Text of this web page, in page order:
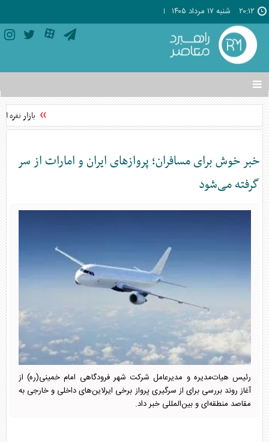
۲۰:۱۲ شنبه ۱۷ مرداد ۱۴۰۵
تغییر
وضعیت
منوی
ها
بازار
خبر خوش برای مسافران؛ پروازهای ایران و امارات از سر
گرفته می‌شود
رئیس هیات‌مدیره و مدیرعامل شرکت شهر فرودگاهی امام خمینی(ره) از
آغاز روند بررسی برای از سرگیری پرواز برخی ایرلاین‌های داخلی و خارجی به
مقاصد منطقه‌ای و بین‌المللی خبر داد.